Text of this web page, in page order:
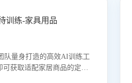
训练-家具用品
队量身打造的高效AI训练工
可获取适配家居商品的定制